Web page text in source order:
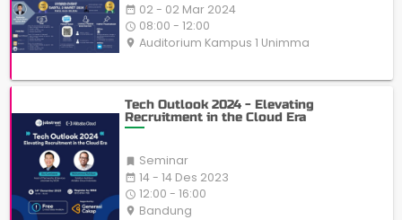
date_range 02 - 02 Mar 2024
access_time 08:00 - 12:00
place Auditorium Kampus 1 Unimma
Tech Outlook 2024 - Elevating
Recruitment in the Cloud Era
 Seminar
date_range 14 - 14 Des 2023
access_time 12:00 - 16:00
place Bandung